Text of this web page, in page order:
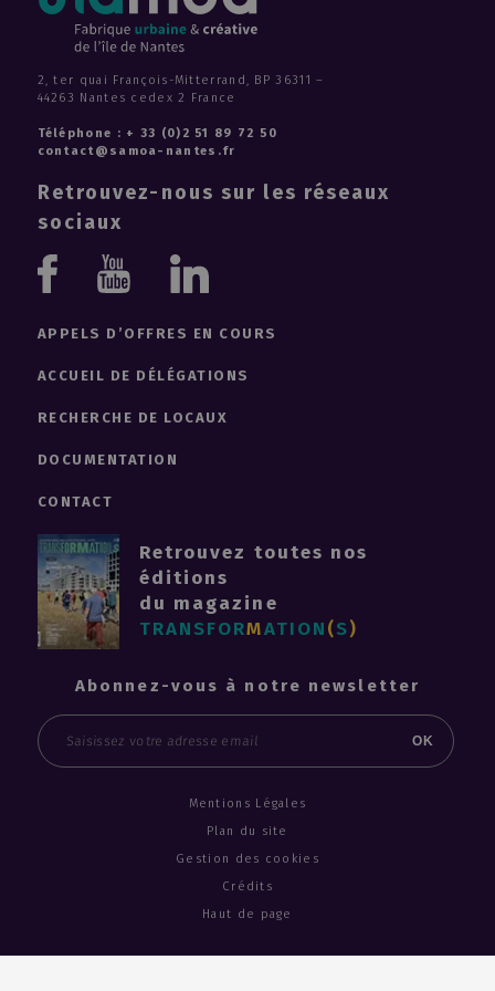
Un distributeur de gel hydroalcoolique connecté et
Tourmédia, mobilier urbain modulable et
Design lumière de la tour 360° View
Production d'énergie solaire dans un tiers-lieu
Monitoring de la qualité de l'air en temps réel
Monitoring énergétique d'un tiers-lieu
Balisage au sol en autoconsommation
Éclairage connecté d'un site de sports urbains
Interactive Data Light : des lampadaires connectés
Une station de gonflage autonome en énergie
Quand la rue produit de l'énergie grâce au soleil
2, ter quai François-Mitterrand, BP 36311 –
44263 Nantes cedex 2 France
Téléphone : + 33 (0)2 51 89 72 50
contact@samoa-nantes.fr
Retrouvez-nous sur les réseaux
sociaux
YoutubeLinkedin
APPELS D’OFFRES EN COURS
ACCUEIL DE DÉLÉGATIONS
RECHERCHE DE LOCAUX
DOCUMENTATION
CONTACT
Retrouvez toutes nos
éditions
du magazine
TRANSFORMATION(S)
Abonnez-vous à notre newsletter
Email
OK
Mentions Légales
Plan du site
Gestion des cookies
Crédits
Haut de page